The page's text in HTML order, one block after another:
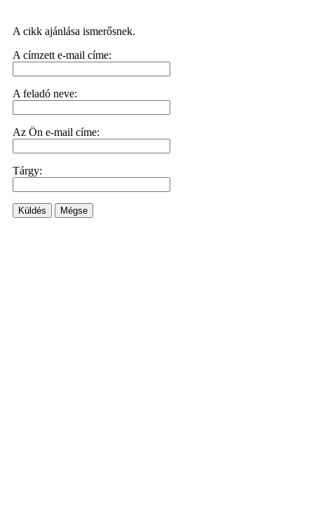
A cikk ajánlása ismerősnek.
A címzett e-mail címe:
A feladó neve:
Az Ön e-mail címe:
Tárgy:
Küldés Mégse